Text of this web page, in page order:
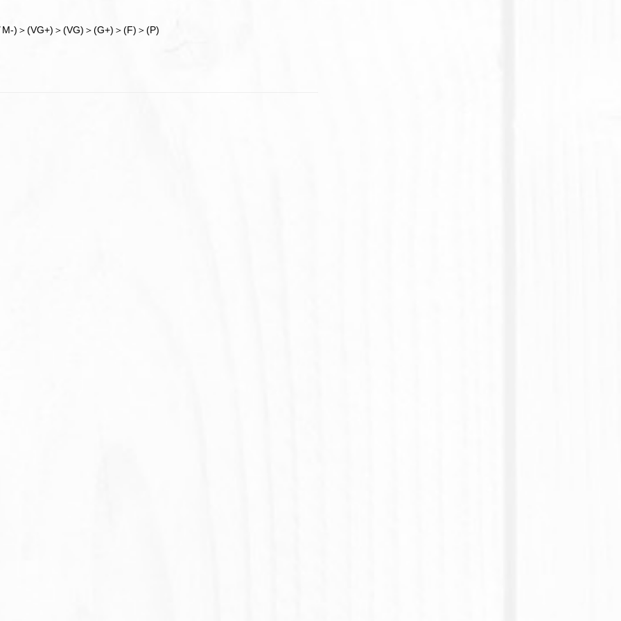
)＞(VG+)＞(VG)＞(G+)＞(F)＞(P)